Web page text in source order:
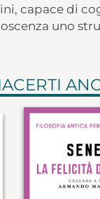
capace di
uno